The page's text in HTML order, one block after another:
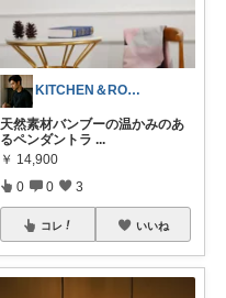
KITCHEN＆ROOM Lab
天然素材バンブーの温かみのあ
るペンダントラ ...
￥ 14,900
0 0 3
コレ いいね